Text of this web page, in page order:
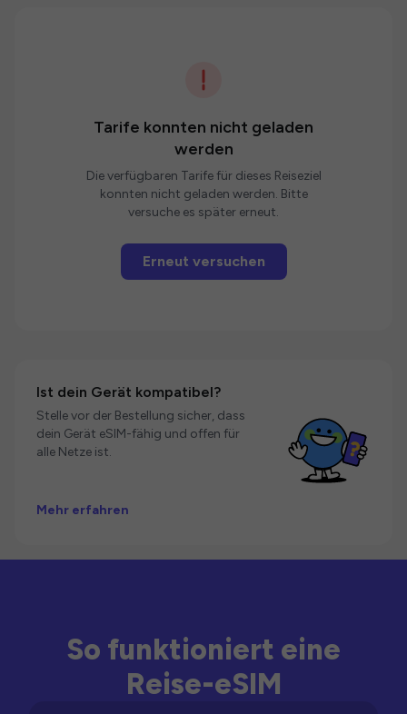
Tarife konnten nicht geladen
werden
Die verfügbaren Tarife für dieses Reiseziel
konnten nicht geladen werden. Bitte
versuche es später erneut.
Erneut versuchen
Ist dein Gerät kompatibel?
Stelle vor der Bestellung sicher, dass
dein Gerät eSIM-fähig und offen für
alle Netze ist.
Mehr erfahren
So funktioniert eine
Reise-eSIM